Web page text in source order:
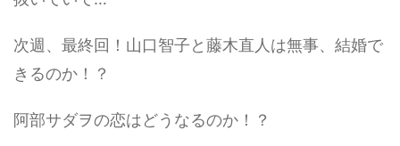
次週、最終回！山口智子と藤木直人は無事、結婚で
きるのか！？
阿部サダヲの恋はどうなるのか！？